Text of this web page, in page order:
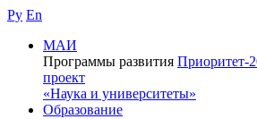
Ру En
МАИ
Программы развития Приоритет-
проект
«Наука и университеты»
Образование